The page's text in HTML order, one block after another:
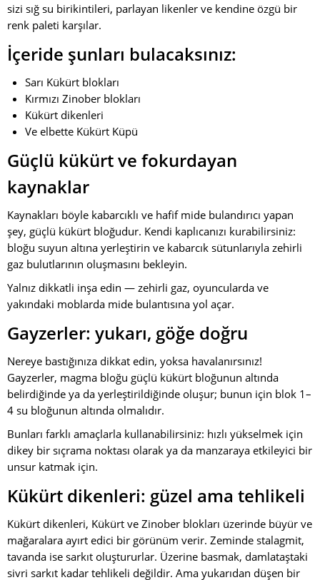
sizi sığ su birikintileri, parlayan likenler ve kendine özgü bir
renk paleti karşılar.
İçeride şunları bulacaksınız:
Sarı Kükürt blokları
Kırmızı Zinober blokları
Kükürt dikenleri
Ve elbette Kükürt Küpü
Güçlü kükürt ve fokurdayan
kaynaklar
Kaynakları böyle kabarcıklı ve hafif mide bulandırıcı yapan
şey, güçlü kükürt bloğudur. Kendi kaplıcanızı kurabilirsiniz:
bloğu suyun altına yerleştirin ve kabarcık sütunlarıyla zehirli
gaz bulutlarının oluşmasını bekleyin.
Yalnız dikkatli inşa edin — zehirli gaz, oyuncularda ve
yakındaki moblarda mide bulantısına yol açar.
Gayzerler: yukarı, göğe doğru
Nereye bastığınıza dikkat edin, yoksa havalanırsınız!
Gayzerler, magma bloğu güçlü kükürt bloğunun altında
belirdiğinde ya da yerleştirildiğinde oluşur; bunun için blok 1–
4 su bloğunun altında olmalıdır.
Bunları farklı amaçlarla kullanabilirsiniz: hızlı yükselmek için
dikey bir sıçrama noktası olarak ya da manzaraya etkileyici bir
unsur katmak için.
Kükürt dikenleri: güzel ama tehlikeli
Kükürt dikenleri, Kükürt ve Zinober blokları üzerinde büyür ve
mağaralara ayırt edici bir görünüm verir. Zeminde stalagmit,
tavanda ise sarkıt oluştururlar. Üzerine basmak, damlataştaki
sivri sarkıt kadar tehlikeli değildir. Ama yukarıdan düşen bir